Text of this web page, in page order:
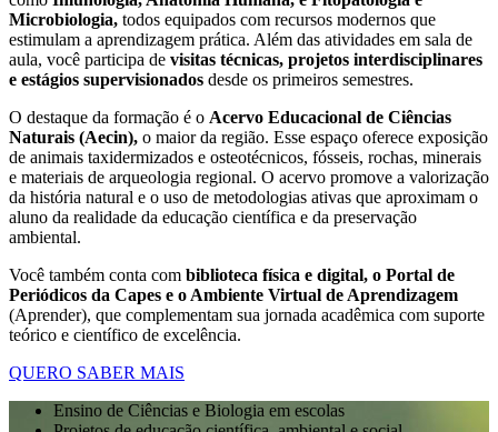
Microbiologia, todos equipados com recursos modernos que
estimulam a aprendizagem prática. Além das atividades em sala de
aula, você participa de visitas técnicas, projetos interdisciplinares
e estágios supervisionados desde os primeiros semestres.
O destaque da formação é o Acervo Educacional de Ciências
Naturais (Aecin), o maior da região. Esse espaço oferece exposição
de animais taxidermizados e osteotécnicos, fósseis, rochas, minerais
e materiais de arqueologia regional. O acervo promove a valorização
da história natural e o uso de metodologias ativas que aproximam o
aluno da realidade da educação científica e da preservação
ambiental.
Você também conta com biblioteca física e digital, o Portal de
Periódicos da Capes e o Ambiente Virtual de Aprendizagem
(Aprender), que complementam sua jornada acadêmica com suporte
teórico e científico de excelência.
QUERO SABER MAIS
Ensino de Ciências e Biologia em escolas